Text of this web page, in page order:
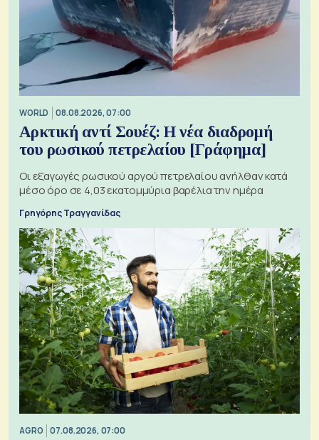
WORLD 08.08.2026, 07:00
Αρκτική αντί Σουέζ: Η νέα διαδρομή
του ρωσικού πετρελαίου [Γράφημα]
Οι εξαγωγές ρωσικού αργού πετρελαίου ανήλθαν κατά
μέσο όρο σε 4,03 εκατομμύρια βαρέλια την ημέρα
Γρηγόρης Τραγγανίδας
AGRO 07.08.2026, 07:00